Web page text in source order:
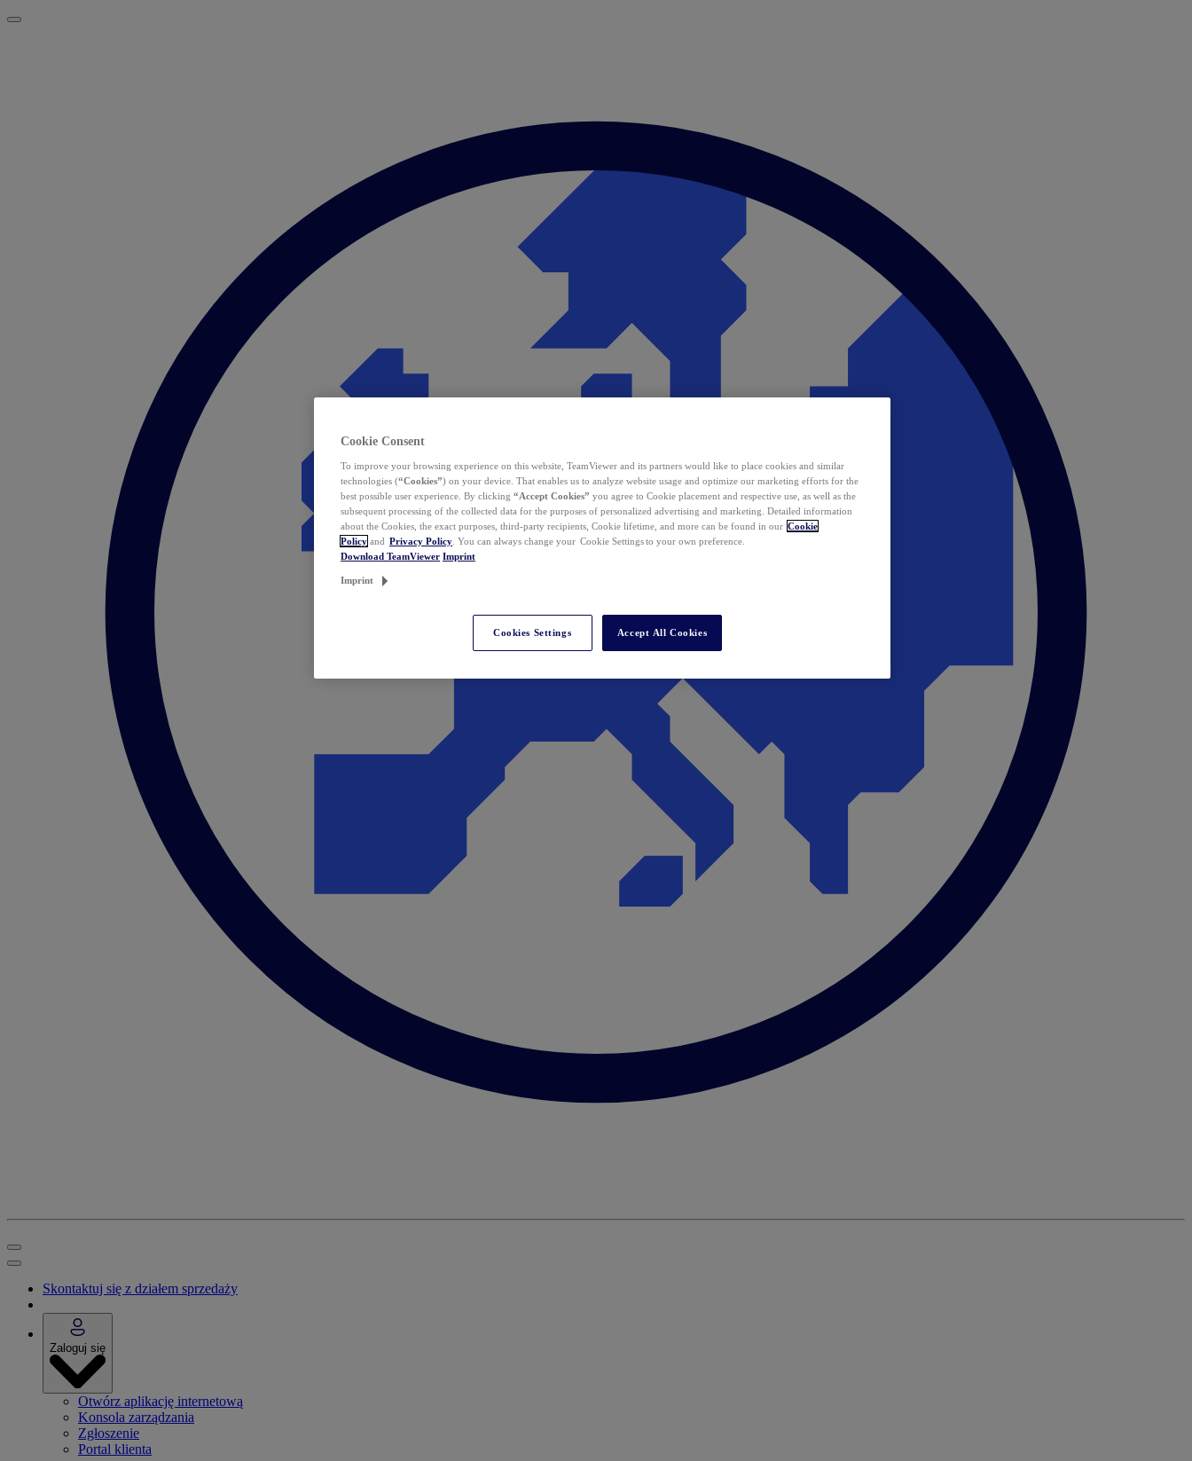
Skontaktuj się z działem sprzedaży
Zaloguj się
Otwórz aplikację internetową
Konsola zarządzania
Zgłoszenie
Portal klienta
Cookie Consent
To improve your browsing experience on this website, TeamViewer and its partners would like to place cookies and similar
technologies (“Cookies”) on your device. That enables us to analyze website usage and optimize our marketing efforts for the
best possible user experience. By clicking “Accept Cookies” you agree to Cookie placement and respective use, as well as the
subsequent processing of the collected data for the purposes of personalized advertising and marketing. Detailed information
about the Cookies, the exact purposes, third-party recipients, Cookie lifetime, and more can be found in our Cookie
Policy and Privacy Policy . You can always change your Cookie Settings to your own preference.
Download TeamViewer Imprint
Imprint
Cookies Settings Accept All Cookies